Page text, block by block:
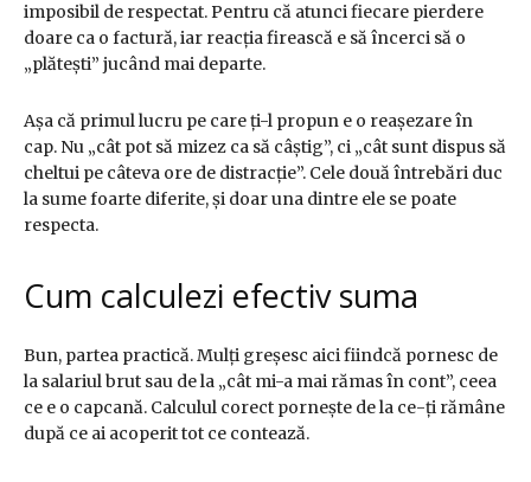
imposibil de respectat. Pentru că atunci fiecare pierdere
doare ca o factură, iar reacția firească e să încerci să o
„plătești” jucând mai departe.
Așa că primul lucru pe care ți-l propun e o reașezare în
cap. Nu „cât pot să mizez ca să câștig”, ci „cât sunt dispus să
cheltui pe câteva ore de distracție”. Cele două întrebări duc
la sume foarte diferite, și doar una dintre ele se poate
respecta.
Cum calculezi efectiv suma
Bun, partea practică. Mulți greșesc aici fiindcă pornesc de
la salariul brut sau de la „cât mi-a mai rămas în cont”, ceea
ce e o capcană. Calculul corect pornește de la ce-ți rămâne
după ce ai acoperit tot ce contează.